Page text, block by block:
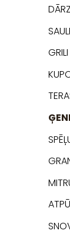
GRILI